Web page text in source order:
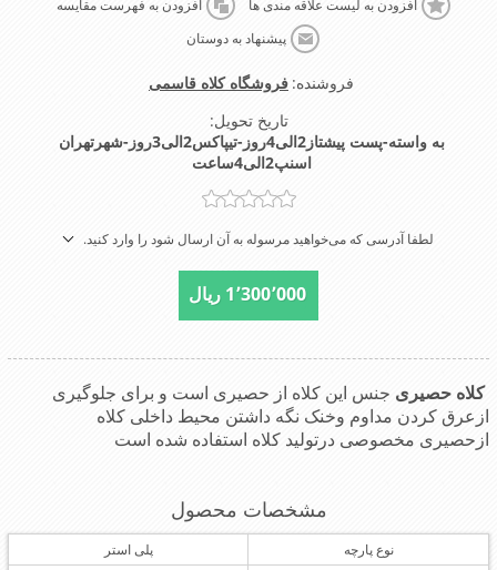
افزودن به لیست علاقه مندی ها افزودن به فهرست مقایسه
پیشنهاد به دوستان
فروشنده: فروشگاه کلاه قاسمی
تاریخ تحویل:
به واسته-پست پیشتاز2الی4روز-تیپاکس2الی3روز-شهرتهران
اسنپ2الی4ساعت
لطفا آدرسی که می‌خواهید مرسوله به آن ارسال شود را وارد کنید.
1٬300٬000 ریال
کلاه حصیری جنس این کلاه از حصیری است و برای جلوگیری
ازعرق کردن مداوم وخنک نگه داشتن محیط داخلی کلاه
ازحصیری مخصوصی درتولید کلاه استفاده شده است
مشخصات محصول
نوع پارچه
پلی استر